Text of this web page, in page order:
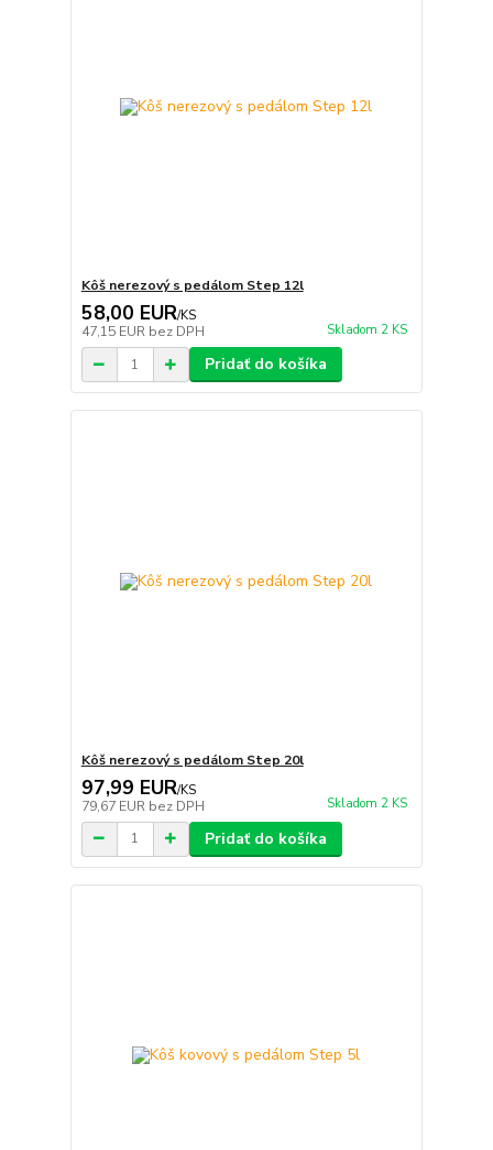
Kôš nerezový s pedálom Step 12l
58,00 EUR/KS
47,15 EUR bez DPH Skladom 2 KS
Pridať do košíka
Kôš nerezový s pedálom Step 20l
97,99 EUR/KS
79,67 EUR bez DPH Skladom 2 KS
Pridať do košíka